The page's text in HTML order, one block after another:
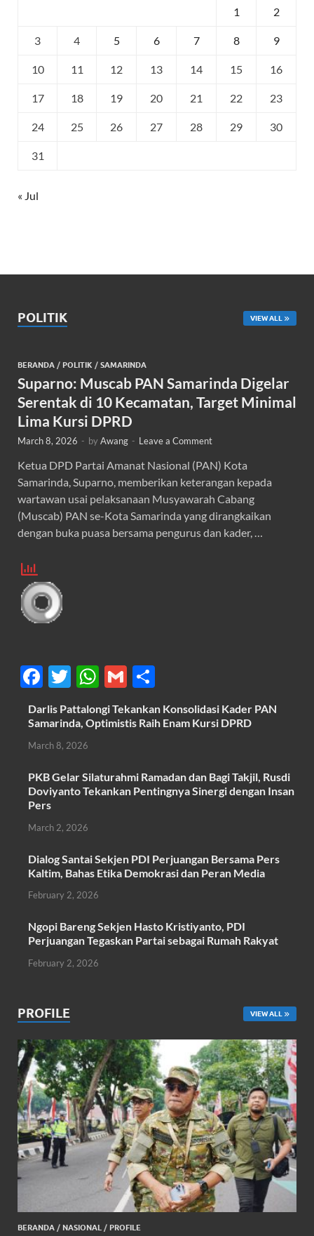
1 2
3 4 5 6 7 8 9
10 11 12 13 14 15 16
17 18 19 20 21 22 23
24 25 26 27 28 29 30
31
« Jul
POLITIK VIEW ALL
BERANDA / POLITIK / SAMARINDA
Suparno: Muscab PAN Samarinda Digelar
Serentak di 10 Kecamatan, Target Minimal
Lima Kursi DPRD
March 8, 2026 - byAwang - Leave a Comment
Ketua DPD Partai Amanat Nasional (PAN) Kota
Samarinda, Suparno, memberikan keterangan kepada
wartawan usai pelaksanaan Musyawarah Cabang
(Muscab) PAN se-Kota Samarinda yang dirangkaikan
dengan buka puasa bersama pengurus dan kader, …
F
ac
e
b
o
o
k
T
w
itt
er
W
h
at
A
p
G
m
ail
h
ar
Darlis Pattalongi Tekankan Konsolidasi Kader PAN
Samarinda, Optimistis Raih Enam Kursi DPRD
March 8, 2026
PKB Gelar Silaturahmi Ramadan dan Bagi Takjil, Rusdi
Doviyanto Tekankan Pentingnya Sinergi dengan Insan
Pers
March 2, 2026
Dialog Santai Sekjen PDI Perjuangan Bersama Pers
Kaltim, Bahas Etika Demokrasi dan Peran Media
February 2, 2026
Ngopi Bareng Sekjen Hasto Kristiyanto, PDI
Perjuangan Tegaskan Partai sebagai Rumah Rakyat
February 2, 2026
PROFILE VIEW ALL
BERANDA / NASIONAL / PROFILE